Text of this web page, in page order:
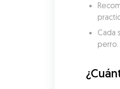
Cada
perro.